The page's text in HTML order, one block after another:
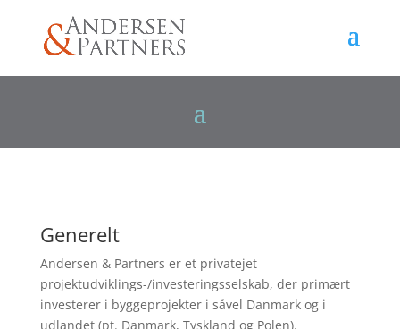
Generelt
Andersen & Partners er et privatejet
projektudviklings-/investeringsselskab, der primært
investerer i byggeprojekter i såvel Danmark og i
udlandet (pt. Danmark, Tyskland og Polen).